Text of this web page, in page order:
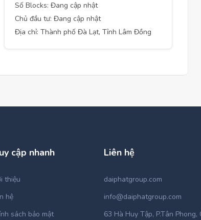
Số Blocks: Đang cập nhật
Chủ đầu tư: Đang cập nhật
Địa chỉ: Thành phố Đà Lạt, Tỉnh Lâm Đồng
cập nhanh
thiệu
hệ
sách bảo mật
Liên hệ
daiphatgroup.com
info@daiphatgroup.com
63 Hà Huy Tập, P.Tân Phong,